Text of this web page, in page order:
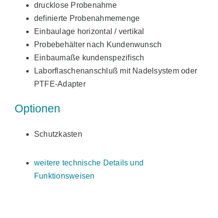
drucklose Probenahme
definierte Probenahmemenge
Einbaulage horizontal / vertikal
Probebehälter nach Kundenwunsch
Einbaumaße kundenspezifisch
Laborflaschenanschluß mit Nadelsystem oder
PTFE-Adapter
Optionen
Schutzkasten
weitere technische Details und
Funktionsweisen